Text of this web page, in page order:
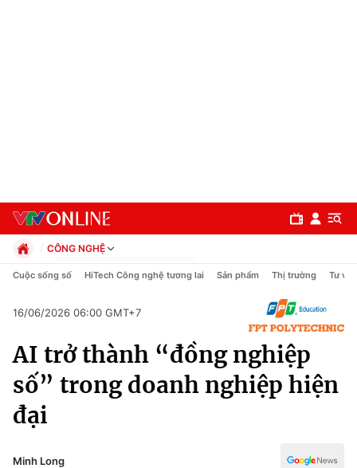
Chính trị
Xã hội
Pháp luật
CÔNG NGHỆ
Chính trị
Pháp luật
Thể thao
Truyền hình
Văn hóa - Giải trí
Công nghệ
Cuộc sống số HiTech Công nghệ tương lai Sản phẩm Thị trường Tư vấn
16/06/2026 06:00 GMT+7
AI trở thành “đồng nghiệp
số” trong doanh nghiệp hiện
đại
Minh Long